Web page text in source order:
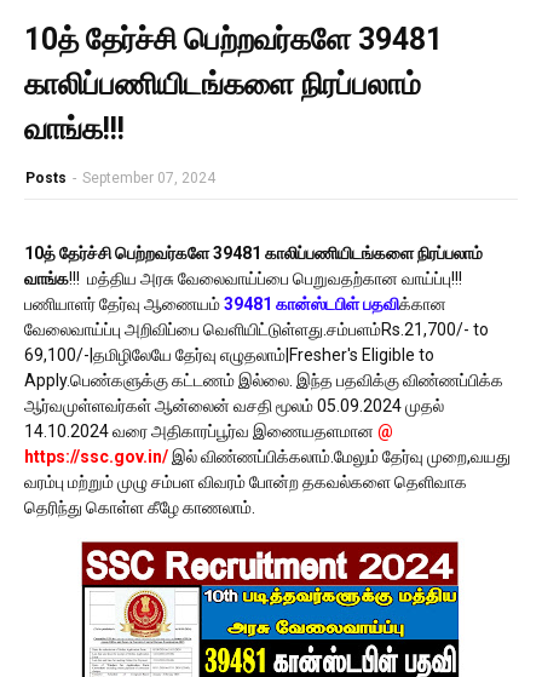
10த் தேர்ச்சி பெற்றவர்களே 39481
காலிப்பணியிடங்களை நிரப்பலாம்
வாங்க!!!
Posts - September 07, 2024
10த் தேர்ச்சி பெற்றவர்களே 39481 காலிப்பணியிடங்களை நிரப்பலாம்
வாங்க!!! மத்திய அரசு வேலைவாய்ப்பை பெறுவதற்கான வாய்ப்பு!!!
பணியாளர் தேர்வு ஆணையம்39481 கான்ஸ்டபிள் பதவிக்கான
வேலைவாய்ப்பு அறிவிப்பை வெளியிட்டுள்ளது.சம்பளம்Rs.21,700/- to
69,100/-|தமிழிலேயே தேர்வு எழுதலாம்|Fresher's Eligible to
Apply.பெண்களுக்கு கட்டணம் இல்லை. இந்த பதவிக்கு விண்ணப்பிக்க
ஆர்வமுள்ளவர்கள் ஆன்லைன் வசதி மூலம் 05.09.2024 முதல்
14.10.2024 வரை அதிகாரப்பூர்வ இணையதளமான @
https://ssc.gov.in/இல் விண்ணப்பிக்கலாம்.மேலும் தேர்வு முறை,வயது
வரம்பு மற்றும் முழு சம்பள விவரம் போன்ற தகவல்களை தெளிவாக
தெரிந்து கொள்ள கீழே காணலாம்.